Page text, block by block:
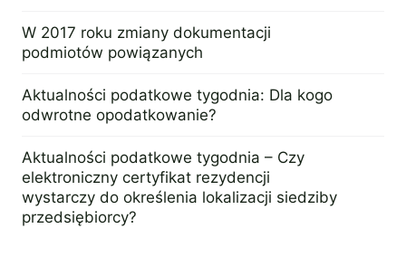
W 2017 roku zmiany dokumentacji
podmiotów powiązanych
Aktualności podatkowe tygodnia: Dla kogo
odwrotne opodatkowanie?
Aktualności podatkowe tygodnia – Czy
elektroniczny certyfikat rezydencji
wystarczy do określenia lokalizacji siedziby
przedsiębiorcy?